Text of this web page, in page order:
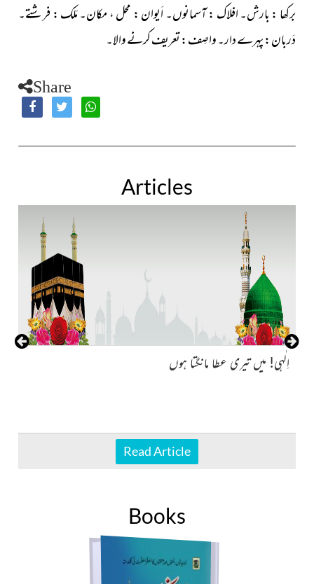
برکھا : بارش۔ افلاک : آسمانوں۔ اَیوان : محل ، مکان۔ مَلَک : فرشتے۔
دَربان : پہرے دار۔ واصِف : تعریف کرنے والا۔
Share
Articles
اِلٰہی! میں تیری عطا مانگتا ہوں
Read Article
Books